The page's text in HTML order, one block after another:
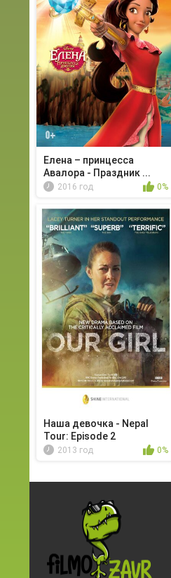
Елена – принцесса
Авалора - Праздник ...
2016 год 0%
Наша девочка - Nepal
Tour: Episode 2
2013 год 0%